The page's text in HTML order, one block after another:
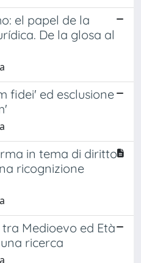
el papel de la
De la glosa al
fidei' ed esclusione
in tema di diritto
ricognizione
Medioevo ed Età
ricerca